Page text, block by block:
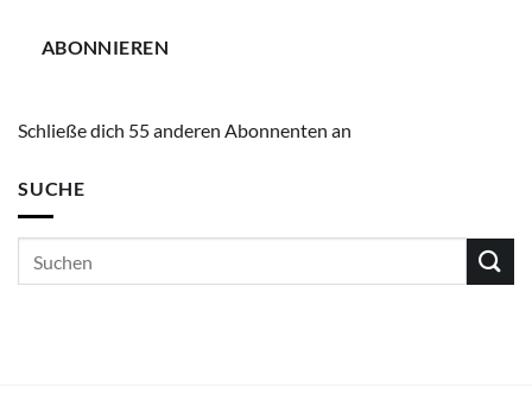
ABONNIEREN
Schließe dich 55 anderen Abonnenten an
SUCHE